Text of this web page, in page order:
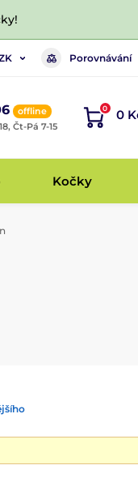
Porovnávání
offline
Čt-Pá 7-15
0 0
Kočky